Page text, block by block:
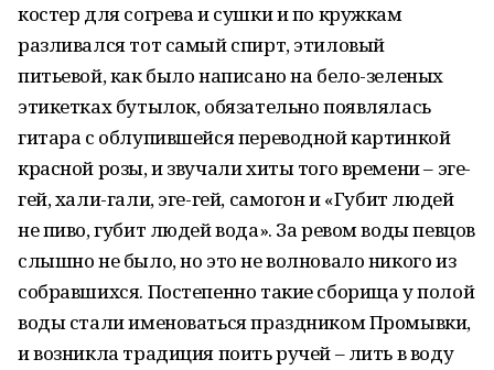
костер для согрева и сушки и по кружкам
разливался тот самый спирт, этиловый
питьевой, как было написано на бело-зеленых
этикетках бутылок, обязательно появлялась
гитара с облупившейся переводной картинкой
красной розы, и звучали хиты того времени – эге-
гей, хали-гали, эге-гей, самогон и «Губит людей
не пиво, губит людей вода». За ревом воды певцов
слышно не было, но это не волновало никого из
собравшихся. Постепенно такие сборища у полой
воды стали именоваться праздником Промывки,
и возникла традиция поить ручей – лить в воду